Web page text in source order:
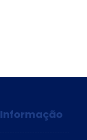
Informação